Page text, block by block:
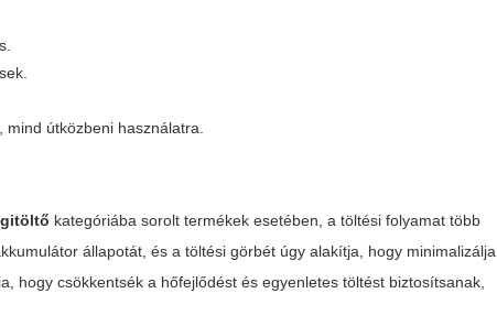
mind útközbeni használatra.
kategóriába sorolt termékek esetében, a töltési folyamat több
állapotát, és a töltési görbét úgy alakítja, hogy minimalizálja
hogy csökkentsék a hőfejlődést és egyenletes töltést biztosítsanak,